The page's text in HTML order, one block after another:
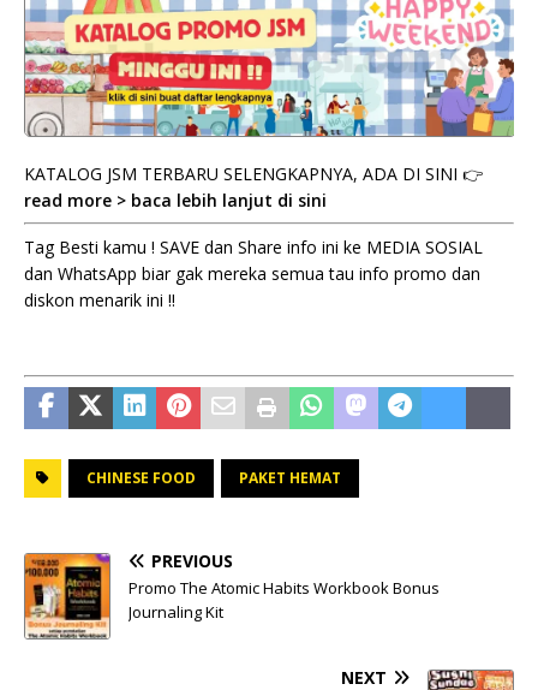
KATALOG JSM TERBARU SELENGKAPNYA, ADA DI SINI 👉
read more > baca lebih lanjut di sini
Tag Besti kamu ! SAVE dan Share info ini ke MEDIA SOSIAL
dan WhatsApp biar gak mereka semua tau info promo dan
diskon menarik ini !!
CHINESE FOOD PAKET HEMAT
PREVIOUS
Promo The Atomic Habits Workbook Bonus
Journaling Kit
NEXT